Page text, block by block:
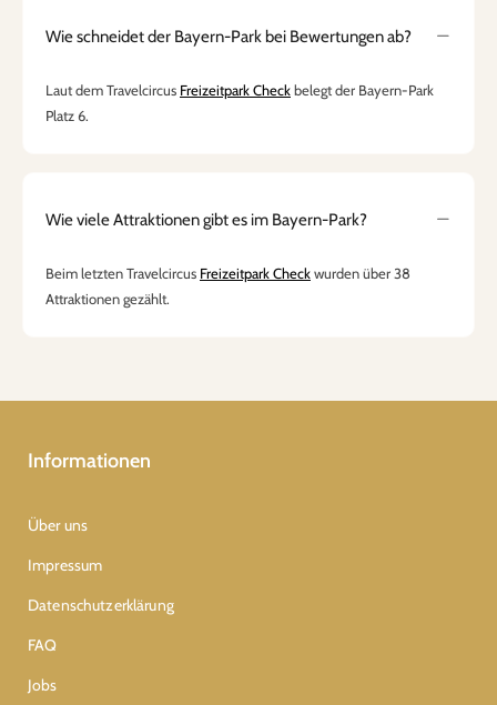
Wie schneidet der Bayern-Park bei Bewertungen ab?
Laut dem Travelcircus Freizeitpark Checkbelegt der Bayern-Park
Platz 6.
Wie viele Attraktionen gibt es im Bayern-Park?
Beim letzten Travelcircus Freizeitpark Checkwurden über 38
Attraktionen gezählt.
Informationen
Über uns
Impressum
Datenschutzerklärung
FAQ
Jobs